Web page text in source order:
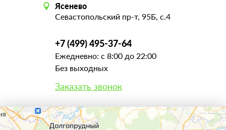
Ясенево
Севастопольский пр-т, 95Б, с.4
+7 (499) 495-37-64
Ежедневно: с 8:00 до 22:00
Без выходных
Заказать звонок